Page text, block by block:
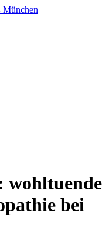
wohltuende
bei